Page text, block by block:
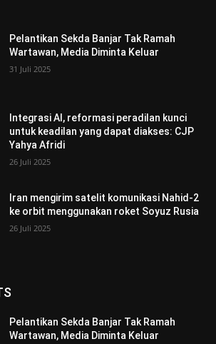
Pelantikan Sekda Banjar Tak Ramah
Wartawan, Media Diminta Keluar
31 Juli 2025
Integrasi AI, reformasi peradilan kunci
untuk keadilan yang dapat diakses: CJP
Yahya Afridi
26 Juli 2025
Iran mengirim satelit komunikasi Nahid-2
ke orbit menggunakan roket Soyuz Rusia
26 Juli 2025
Pelantikan Sekda Banjar Tak Ramah
Wartawan, Media Diminta Keluar